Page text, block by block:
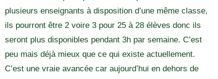
plusieurs enseignants à disposition d’une même classe,
ils pourront être 2 voire 3 pour 25 à 28 élèves donc ils
seront plus disponibles pendant 3h par semaine. C’est
peu mais déjà mieux que ce qui existe actuellement.
C’est une vraie avancée car aujourd’hui en dehors de